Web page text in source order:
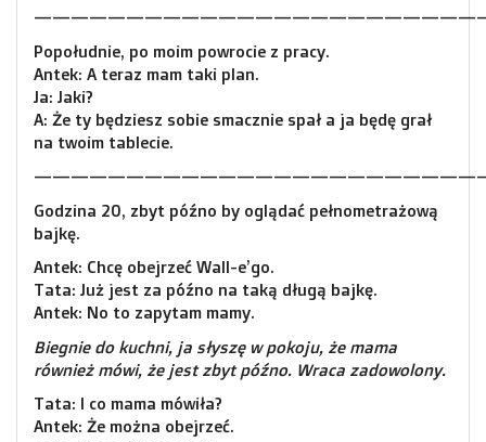
Popołudnie, po moim powrocie z pracy.
Antek: A teraz mam taki plan.
Ja: Jaki?
A: Że ty będziesz sobie smacznie spał a ja będę grał
na twoim tablecie.
Godzina 20, zbyt późno by oglądać pełnometrażową
bajkę.
Antek: Chcę obejrzeć Wall-e’go.
Tata: Już jest za późno na taką długą bajkę.
Antek: No to zapytam mamy.
Biegnie do kuchni, ja słyszę w pokoju, że mama
również mówi, że jest zbyt późno. Wraca zadowolony.
Tata: I co mama mówiła?
Antek: Że można obejrzeć.